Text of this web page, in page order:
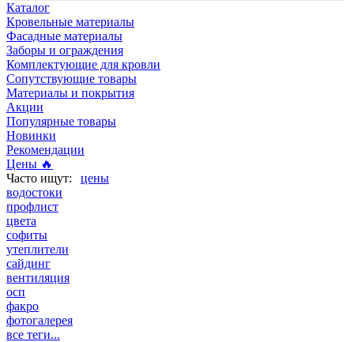
Каталог
Кровельные материалы
Фасадные материалы
Заборы и ограждения
Комплектующие для кровли
Сопутствующие товары
Материалы и покрытия
Акции
Популярные товары
Новинки
Рекомендации
Цены 🔥
цены
водостоки
профлист
цвета
софиты
утеплители
сайдинг
вентиляция
осп
факро
фотогалерея
все теги...